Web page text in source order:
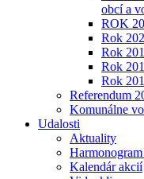
obcí a
ROK
Rok
Rok
Rok
Rok
Referendum
Komunálne
Udalosti
Aktuality
Kalendár akcií